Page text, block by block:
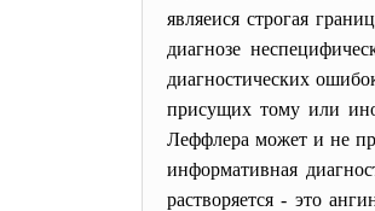
являеися строгая
диагнозе
диагностических
присущих тому или
Леффлера может и не
информативная
растворяется - это